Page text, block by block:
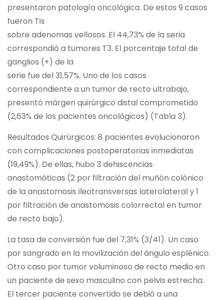
presentaron patología oncológica. De estos 9 casos
fueron Tis
sobre adenomas vellosos. El 44,73% de la seria
correspondió a tumores T3. El porcentaje total de
ganglios (+) de la
serie fue del 31,57%. Uno de los casos
correspondiente a un tumor de recto ultrabajo,
presentó márgen quirúrgico distal comprometido
(2,63% de los pacientes oncológicos) (Tabla 3).
Resultados Quirúrgicos: 8 pacientes evolucionaron
con complicaciones postoperatorias inmediatas
(19,49%). De ellas, hubo 3 dehiscencias
anastomóticas (2 por filtración del muñón colónico
de la anastomosis ileotransversas laterolateral y 1
por filtración de anastomosis colorrectal en tumor
de recto bajo).
La tasa de conversión fue del 7,31% (3/41). Un caso
por sangrado en la movilización del ángulo esplénico.
Otro caso por tumor voluminoso de recto medio en
un paciente de sexo masculino con pelvis estrecha.
El tercer paciente convertido se debió a una